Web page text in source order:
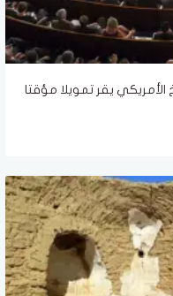
يقر تمويلا مؤقتا